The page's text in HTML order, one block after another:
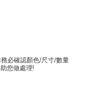
必確認顏色/尺寸/數量
您做處理!